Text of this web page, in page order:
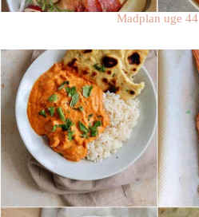
Madplan uge 44